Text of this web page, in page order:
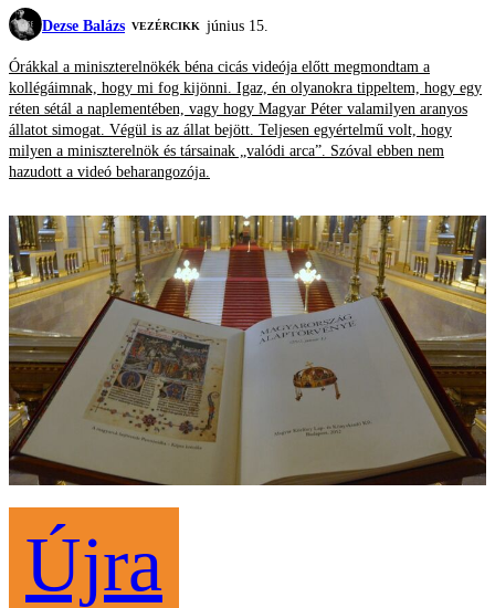
Dezse Balázs VEZÉRCIKK június 15.
Órákkal a miniszterelnökék béna cicás videója előtt megmondtam a
kollégáimnak, hogy mi fog kijönni. Igaz, én olyanokra tippeltem, hogy egy
réten sétál a naplementében, vagy hogy Magyar Péter valamilyen aranyos
állatot simogat. Végül is az állat bejött. Teljesen egyértelmű volt, hogy
milyen a miniszterelnök és társainak „valódi arca”. Szóval ebben nem
hazudott a videó beharangozója.
Újra